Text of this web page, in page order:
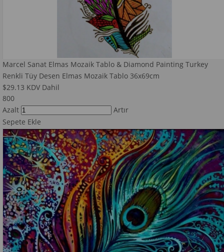
Marcel Sanat Elmas Mozaik Tablo & Diamond Painting Turkey
Renkli Tüy Desen Elmas Mozaik Tablo 36x69cm
$29.13 KDV Dahil
800
Azalt
Artır
Sepete Ekle